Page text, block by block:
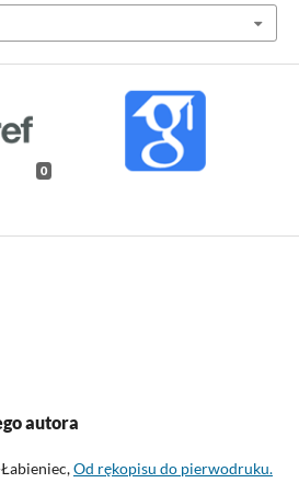
0
autora
Od rękopisu do pierwodruku.